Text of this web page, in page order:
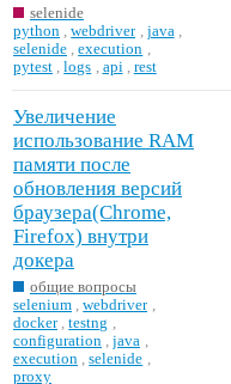
selenide
python
,webdriver java
selenide ,execution
pytest ,logs api rest
Увеличение
использование RAM
памяти после
обновления версий
браузера(Chrome,
Firefox) внутри
докера
общие вопросы
selenium ,webdriver
docker ,testng
configuration
,java
execution
,selenide
proxy